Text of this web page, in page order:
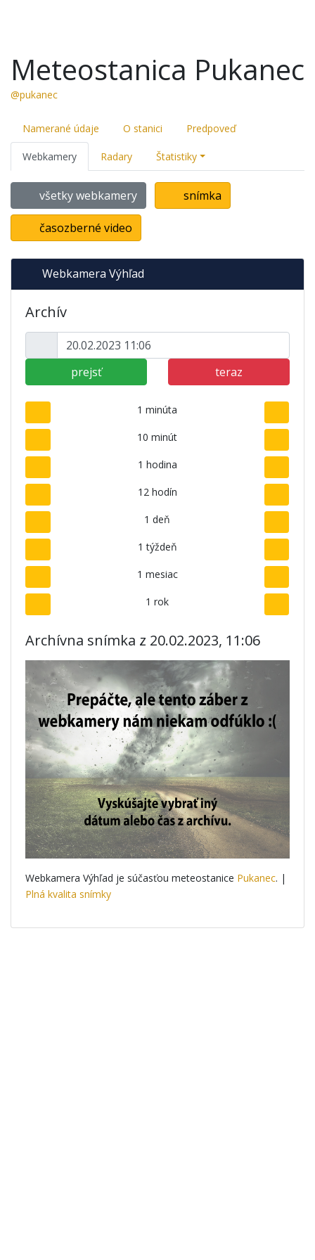
Meteostanica Pukanec
@pukanec
Namerané údaje O stanici Predpoveď
Webkamery Radary Štatistiky
všetky webkamery snímka
časozberné video
Webkamera Výhľad
Archív
prejsť teraz
1 minúta
10 minút
1 hodina
12 hodín
1 deň
1 týždeň
1 mesiac
1 rok
Archívna snímka z 20.02.2023, 11:06
Webkamera Výhľad je súčasťou meteostanice Pukanec. |
Plná kvalita snímky